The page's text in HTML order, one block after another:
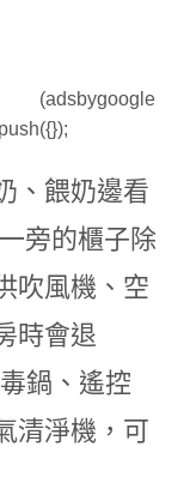
(adsbygoogle
、餵奶邊看
旁的櫃子除
吹風機、空
時會退
鍋、遙控
清淨機，可